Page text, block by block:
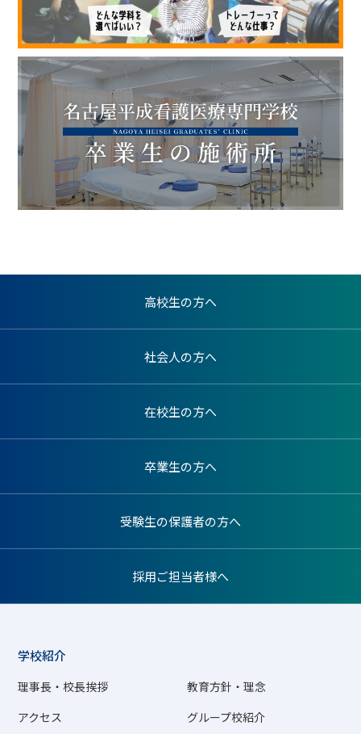
高校生の方へ
社会人の方へ
在校生の方へ
卒業生の方へ
受験生の保護者の方へ
採用ご担当者様へ
学校紹介
理事長・校長挨拶
教育方針・理念
アクセス
グループ校紹介